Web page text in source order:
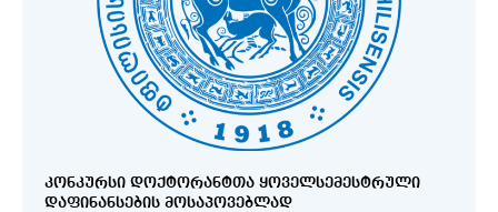
ᲙᲝᲜᲙᲣᲠᲡᲘ ᲓᲝᲥᲢᲝᲠᲐᲜᲢᲗᲐ ᲧᲝᲕᲔᲚᲡᲔᲛᲔᲡᲢᲠᲣᲚᲘ
ᲓᲐᲤᲘᲜᲐᲜᲡᲔᲑᲘᲡ ᲛᲝᲡᲐᲞᲝᲕᲔᲑᲚᲐᲓ